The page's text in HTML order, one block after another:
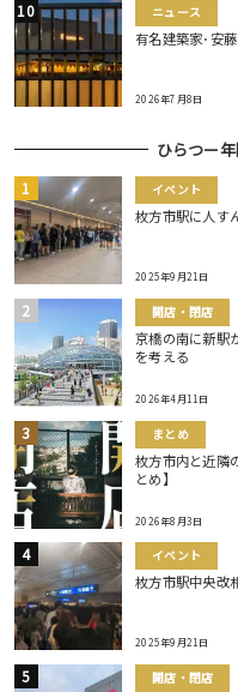
ニュース
有名建築家･安
2026年7月8日
ひらつー
イベント
枚方市駅に人す
2025年9月21日
開店・閉店
京橋の南に新駅
を考える
2026年4月11日
まとめ
枚方市内と近隣
とめ】
2026年8月3日
イベント
枚方市駅中央改
2025年9月21日
開店・閉店